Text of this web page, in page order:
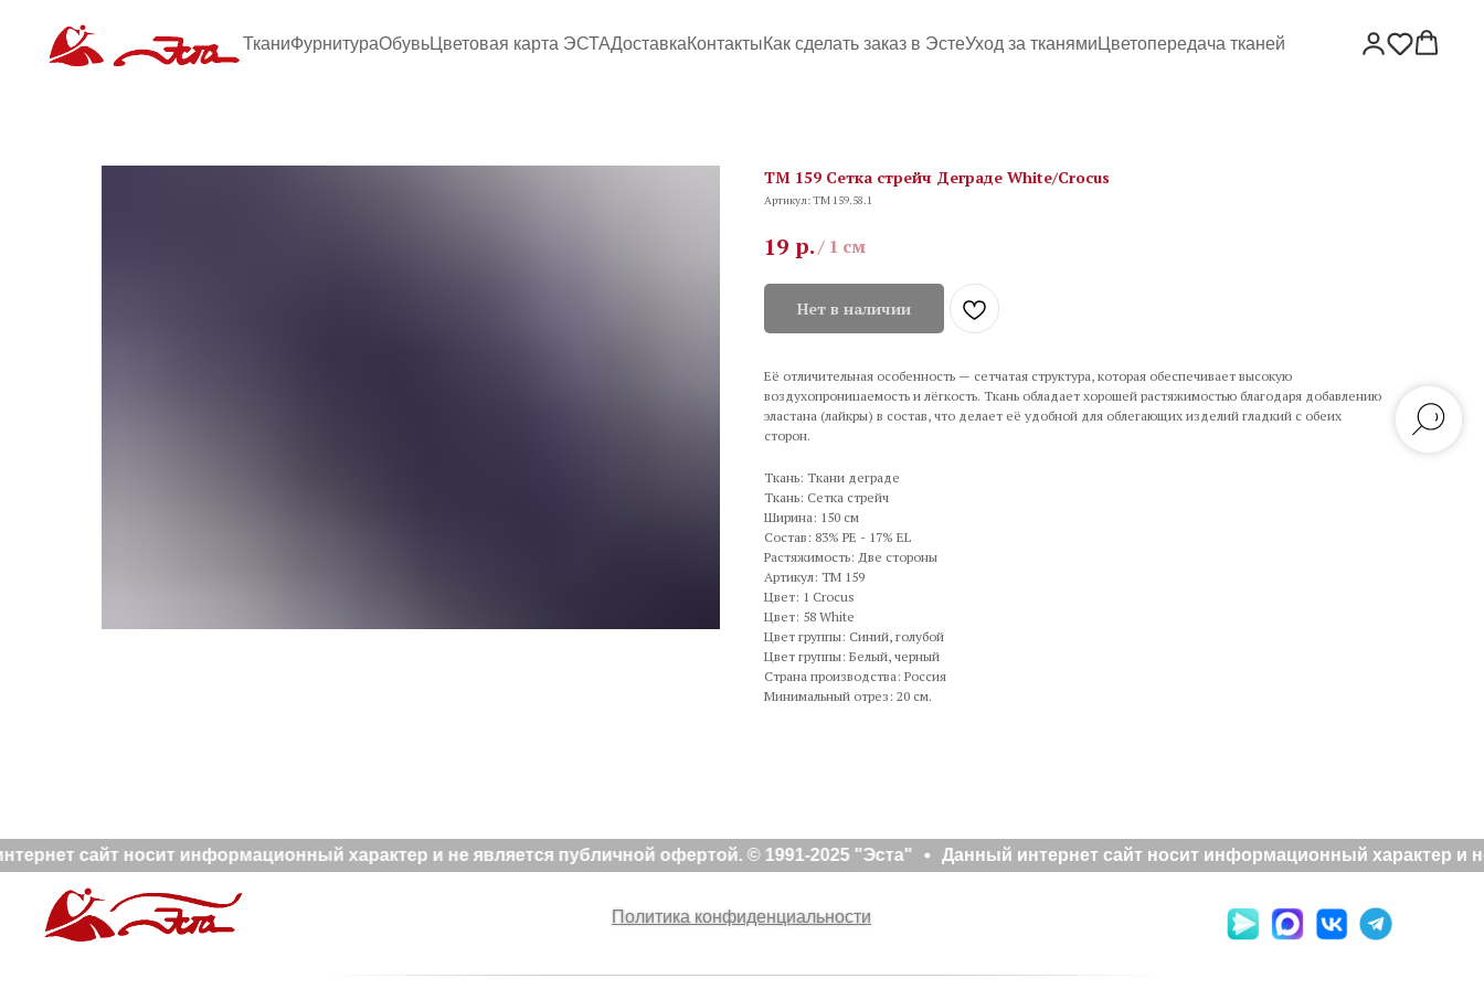
ТканиФурнитураОбувьЦветовая карта ЭСТАДоставкаКонтактыКак сделать заказ в ЭстеУход за тканями Цветопередача тканей
TM 159 Сетка стрейч Деграде White/Crocus
Артикул:TM 159.58.1
19 р./ 1 см
Нет в наличии
Её отличительная особенность — сетчатая структура, которая обеспечивает высокую
воздухопроницаемость и лёгкость. Ткань обладает хорошей растяжимостью благодаря добавлению
эластана (лайкры) в состав, что делает её удобной для облегающих изделий гладкий с обеих
сторон.
Ткань: Ткани деграде
Ткань: Сетка стрейч
Ширина: 150 см
Состав: 83% PE - 17% EL
Растяжимость: Две стороны
Артикул: TM 159
Цвет: 1 Crocus
Цвет: 58 White
Цвет группы: Синий, голубой
Цвет группы: Белый, черный
Страна производства: Россия
Минимальный отрез: 20 см.
сайт носит информационный характер и не является публичной офертой. © 1991-2025 "Эста" Данный интернет сайт носит информационный характер и
Политика конфиденциальности